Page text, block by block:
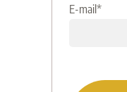
E-mail*